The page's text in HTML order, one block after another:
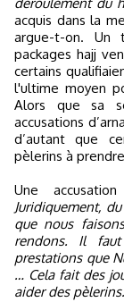
déroulement du
acquis dans la
argue-t-on. Un
packages hajj
certains
l'ultime moyen
Alors que sa
accusations
d’autant que
pèlerins à
Une
Juridiquement,
que nous
rendons. Il
prestations que
… Cela fait des
aider des